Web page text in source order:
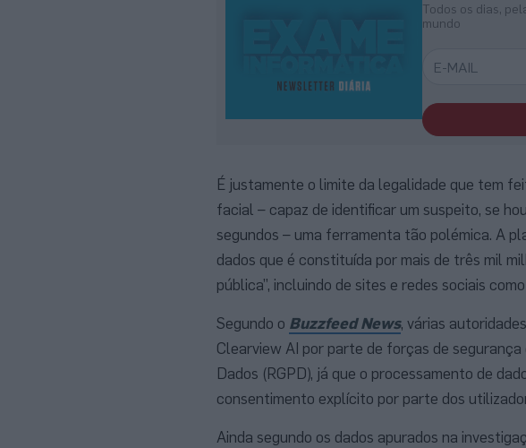
Todos os dias,
mundo
É justamente o limite da legalidade que tem
facial – capaz de identificar um suspeito, se
segundos – uma ferramenta tão polémica. A
dados que é constituída por mais de três mil
pública”, incluindo de sites e redes sociais
Segundo o Buzzfeed News, várias
Clearview AI por parte de forças de
Dados (RGPD), já que o processamento de
consentimento explícito por parte dos
Ainda segundo os dados apurados na